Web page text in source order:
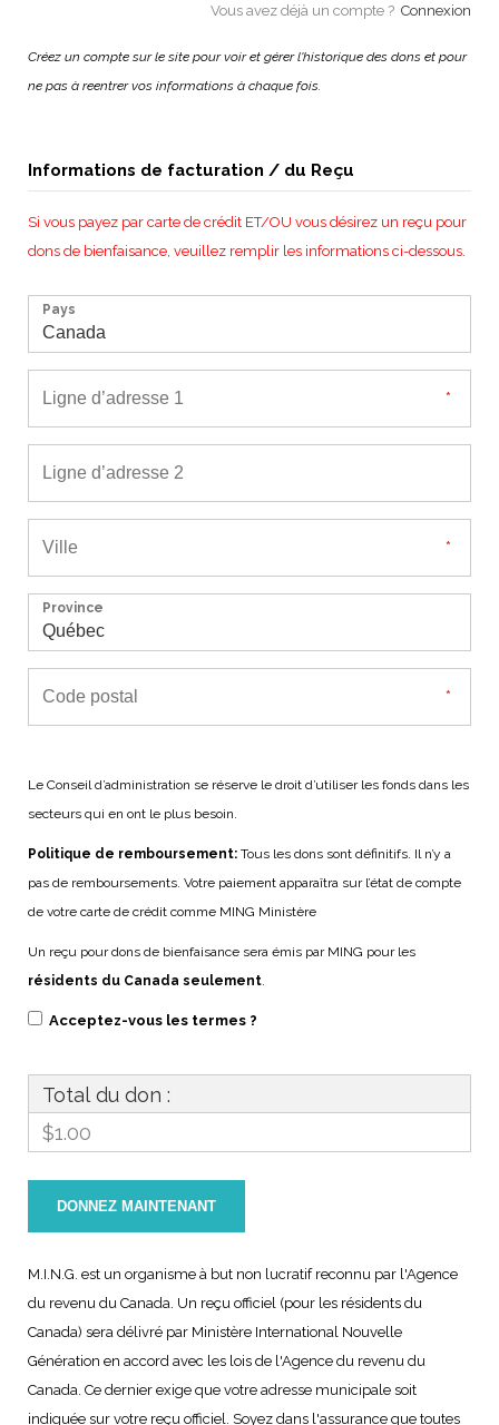
Vous avez déjà un compte ? Connexion
Créez un compte sur le site pour voir et gérer l'historique des dons et pour
ne pas à reentrer vos informations à chaque fois.
Informations de facturation / du Reçu
Si vous payez par carte de crédit ET/OU vous désirez un reçu pour
dons de bienfaisance, veuillez remplir les informations ci-dessous.
Pays
Province
Le Conseil d’administration se réserve le droit d’utiliser les fonds dans les
secteurs qui en ont le plus besoin.
Politique de remboursement: Tous les dons sont définitifs. Il n’y a
pas de remboursements. Votre paiement apparaîtra sur l’état de compte
de votre carte de crédit comme MING Ministère
Un reçu pour dons de bienfaisance sera émis par MING pour les
résidents du Canada seulement
Acceptez-vous les termes ?
Total du don :
$1.00
M.I.N.G. est un organisme à but non lucratif reconnu par l'Agence
du revenu du Canada. Un reçu officiel (pour les résidents du
Canada) sera délivré par Ministère International Nouvelle
Génération en accord avec les lois de l'Agence du revenu du
Canada. Ce dernier exige que votre adresse municipale soit
indiquée sur votre reçu officiel. Soyez dans l'assurance que toutes